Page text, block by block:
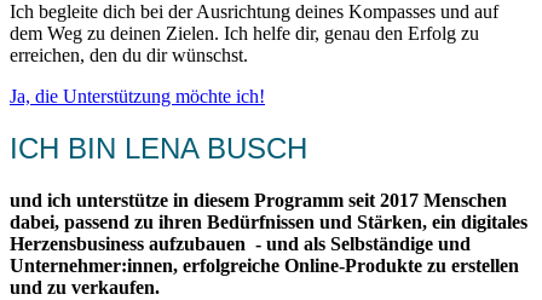
Ich begleite dich bei der Ausrichtung deines Kompasses und auf
dem Weg zu deinen Zielen. Ich helfe dir, genau den Erfolg zu
erreichen, den du dir wünschst.
Ja, die Unterstützung möchte ich!
ICH BIN LENA BUSCH
und ich unterstütze in diesem Programm seit 2017 Menschen
dabei, passend zu ihren Bedürfnissen und Stärken, ein digitales
Herzensbusiness aufzubauen - und als Selbständige und
Unternehmer:innen, erfolgreiche Online-Produkte zu erstellen
und zu verkaufen.